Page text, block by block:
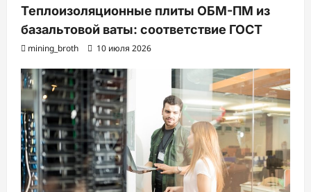
Теплоизоляционные плиты ОБМ-ПМ из
базальтовой ваты: соответствие ГОСТ
mining_broth 10 июля 2026